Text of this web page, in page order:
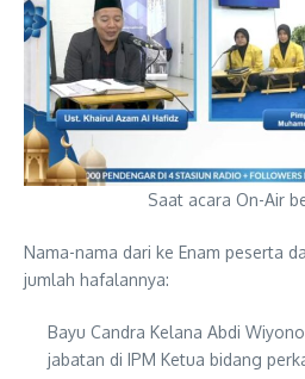
Saat acara On-Air
Nama-nama dari ke Enam peserta
jumlah hafalannya:
Bayu Candra Kelana Abdi
jabatan di IPM Ketua bidang